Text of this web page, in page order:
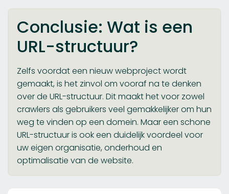
Conclusie: Wat is een
URL-structuur?
Zelfs voordat een nieuw webproject wordt
gemaakt, is het zinvol om vooraf na te denken
over de URL-structuur. Dit maakt het voor zowel
crawlers als gebruikers veel gemakkelijker om hun
weg te vinden op een domein. Maar een schone
URL-structuur is ook een duidelijk voordeel voor
uw eigen organisatie, onderhoud en
optimalisatie van de website.